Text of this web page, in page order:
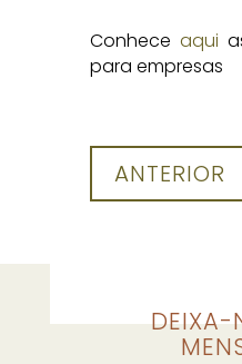
Conhece aqui
para empresas
ANTERIOR
DEIXA-